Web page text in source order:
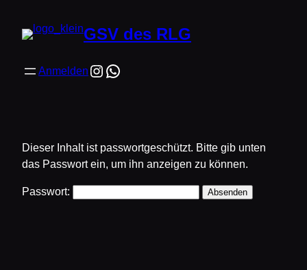
GSV des RLG
Anmelden
Dieser Inhalt ist passwortgeschützt. Bitte gib unten
das Passwort ein, um ihn anzeigen zu können.
Passwort: